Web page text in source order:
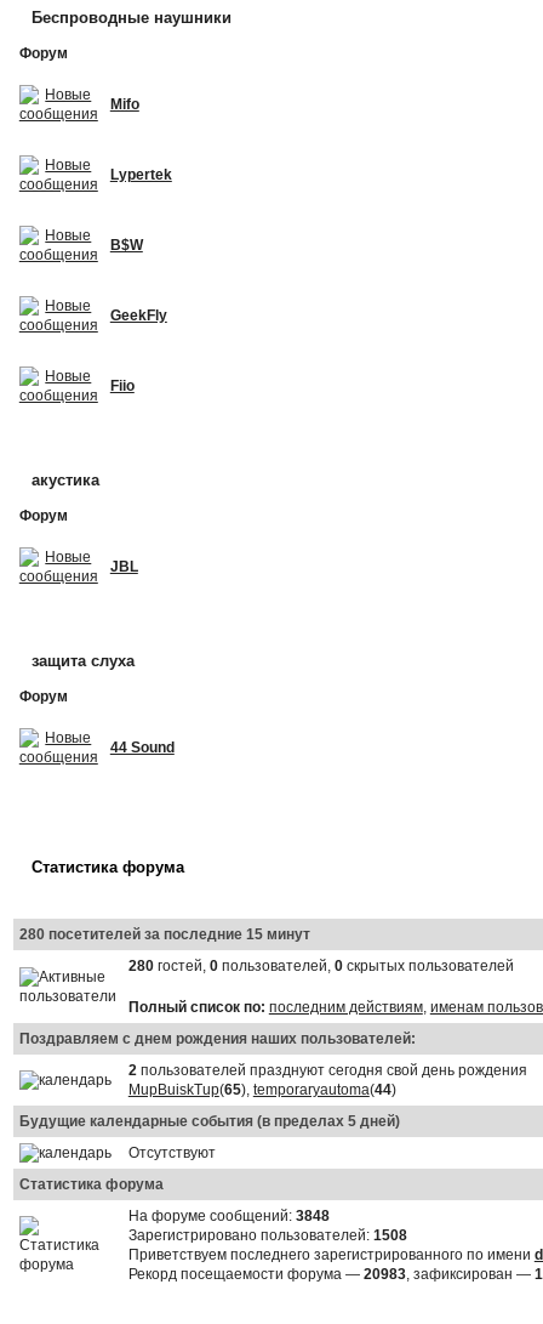
Беспроводные наушники
Форум
Mifo
Lypertek
B$W
GeekFly
Fiio
акустика
Форум
JBL
защита слуха
Форум
44 Sound
Статистика форума
280 посетителей за последние 15 минут
280гостей, 0пользователей, 0скрытых пользователей
Полный список по: последним действиям, именам
Поздравляем с днем рождения наших пользователей:
2пользователей празднуют сегодня свой день рождения
MupBuiskTup(65), temporaryautoma(44)
Будущие календарные события (в пределах 5 дней)
Отсутствуют
Статистика форума
На форуме сообщений: 3848
Зарегистрировано пользователей: 1508
Приветствуем последнего зарегистрированного по имени
Рекорд посещаемости форума — 20983, зафиксирован —